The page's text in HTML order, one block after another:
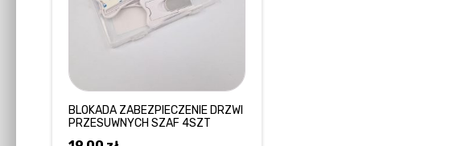
BLOKADA ZABEZPIECZENIE DRZWI
PRZESUWNYCH SZAF 4SZT